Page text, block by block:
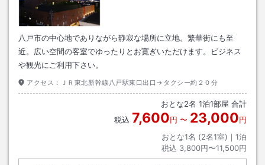
八戸市の中心地でありながら静寂な場所に立地。繁華街にも至
近。広い空間の客室でゆったりとお寛ぎいただけます。ビジネス
や観光にご利用下さい。
アクセス： ＪＲ東北新幹線八戸駅東口出口→タクシー約２０分
おとな2名 1泊1部屋 合計
税込 7,600円 〜 23,000円
おとな1名 (2名1室)｜ 1泊
税込 3,800円〜11,500円